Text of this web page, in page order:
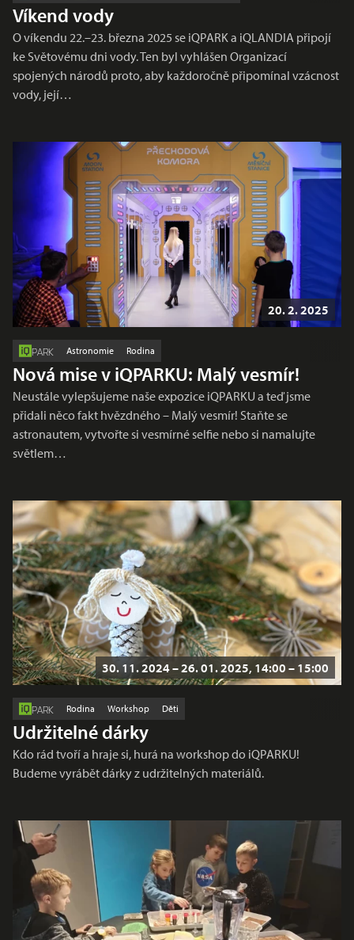
Víkend vody
O víkendu 22.–23. března 2025 se iQPARK a iQLANDIA připojí
ke Světovému dni vody. Ten byl vyhlášen Organizací
spojených národů proto, aby každoročně připomínal vzácnost
vody, její…
20. 2. 2025
PARK Astronomie Rodina
Nová mise v iQPARKU: Malý vesmír!
Neustále vylepšujeme naše expozice iQPARKU a teď jsme
přidali něco fakt hvězdného – Malý vesmír! Staňte se
astronautem, vytvořte si vesmírné selfie nebo si namalujte
světlem…
30. 11. 2024 – 26. 01. 2025, 14:00 – 15:00
PARK Rodina Workshop Děti
Udržitelné dárky
Kdo rád tvoří a hraje si, hurá na workshop do iQPARKU!
Budeme vyrábět dárky z udržitelných materiálů.